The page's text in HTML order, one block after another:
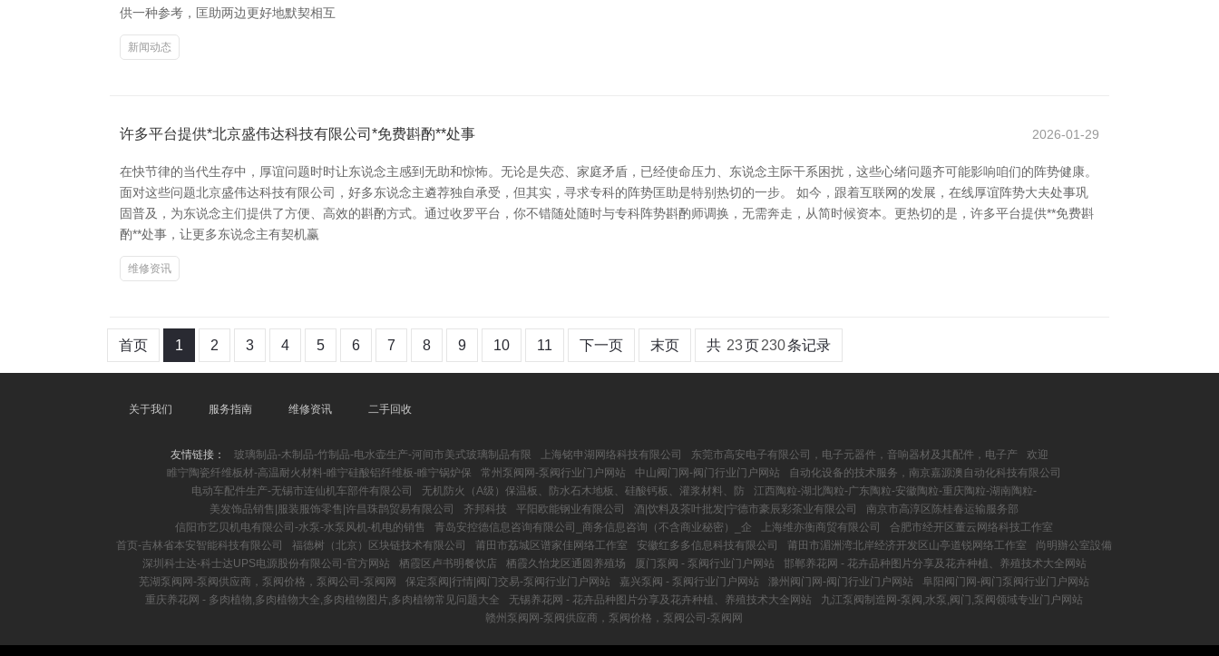
供一种参考，匡助两边更好地默契相互
新闻动态
许多平台提供*北京盛伟达科技有限公司*免费斟酌**处事 2026-01-29
在快节律的当代生存中，厚谊问题时时让东说念主感到无助和惊怖。无论是失恋、家庭矛盾，已经使命压力、东说念主际干系困扰，这些心绪问题齐可能影响咱们的阵势健康。
面对这些问题北京盛伟达科技有限公司，好多东说念主遴荐独自承受，但其实，寻求专科的阵势匡助是特别热切的一步。 如今，跟着互联网的发展，在线厚谊阵势大夫处事巩
固普及，为东说念主们提供了方便、高效的斟酌方式。通过收罗平台，你不错随处随时与专科阵势斟酌师调换，无需奔走，从简时候资本。更热切的是，许多平台提供**免费斟
酌**处事，让更多东说念主有契机赢
维修资讯
首页 1 2 3 4 5 6 7 8 9 10 11 下一页 末页 共 23页230条记录
关于我们 服务指南 维修资讯 二手回收
友情链接： 玻璃制品-木制品-竹制品-电水壶生产-河间市美式玻璃制品有限 上海铭申湖网络科技有限公司 东莞市高安电子有限公司，电子元器件，音响器材及其配件，电子产
欢迎
睢宁陶瓷纤维板材-高温耐火材料-睢宁硅酸铝纤维板-睢宁锅炉保
常州泵阀网-泵阀行业门户网站 中山阀门网-阀门行业门户网站
自动化设备的技术服务，南京嘉源澳自动化科技有限公司
电动车配件生产-无锡市连仙机车部件有限公司
无机防火（A级）保温板、防水石木地板、硅酸钙板、灌浆材料、防
江西陶粒-湖北陶粒-广东陶粒-安徽陶粒-重庆陶粒-湖南陶粒-
美发饰品销售|服装服饰零售|许昌珠鹊贸易有限公司
齐邦科技 平阳欧能钢业有限公司 酒|饮料及茶叶批发|宁德市豪辰彩茶业有限公司
南京市高淳区陈桂春运输服务部
信阳市艺贝机电有限公司-水泵-水泵风机-机电的销售
青岛安控德信息咨询有限公司_商务信息咨询（不含商业秘密）_企 上海维亦衡商贸有限公司
合肥市经开区董云网络科技工作室
首页-吉林省本安智能科技有限公司
福德树（北京）区块链技术有限公司 莆田市荔城区谱家佳网络工作室 安徽红多多信息科技有限公司 莆田市湄洲湾北岸经济开发区山亭道锐网络工作室
尚明辦公室設備
深圳科士达-科士达UPS电源股份有限公司-官方网站
栖霞区卢书明餐饮店 栖霞久怡龙区通圆养殖场 厦门泵阀 - 泵阀行业门户网站
邯郸养花网 - 花卉品种图片分享及花卉种植、养殖技术大全网站
芜湖泵阀网-泵阀供应商，泵阀价格，泵阀公司-泵阀网
保定泵阀|行情|阀门交易-泵阀行业门户网站 嘉兴泵阀 - 泵阀行业门户网站 滁州阀门网-阀门行业门户网站
阜阳阀门网-阀门泵阀行业门户网站
重庆养花网 - 多肉植物,多肉植物大全,多肉植物图片,多肉植物常见问题大全
无锡养花网 - 花卉品种图片分享及花卉种植、养殖技术大全网站
九江泵阀制造网-泵阀,水泵,阀门,泵阀领域专业门户网站
赣州泵阀网-泵阀供应商，泵阀价格，泵阀公司-泵阀网